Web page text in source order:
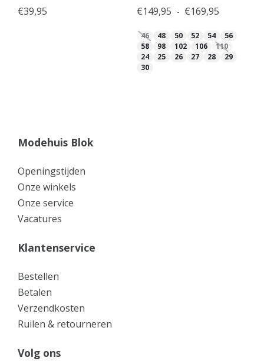
€39,95
€149,95 - €169,95
46 48 50 52 54
56
58
98 102 106
110
24
25 26 27 28
29
30
Modehuis Blok
Openingstijden
Onze winkels
Onze service
Vacatures
Klantenservice
Bestellen
Betalen
Verzendkosten
Ruilen & retourneren
Volg ons